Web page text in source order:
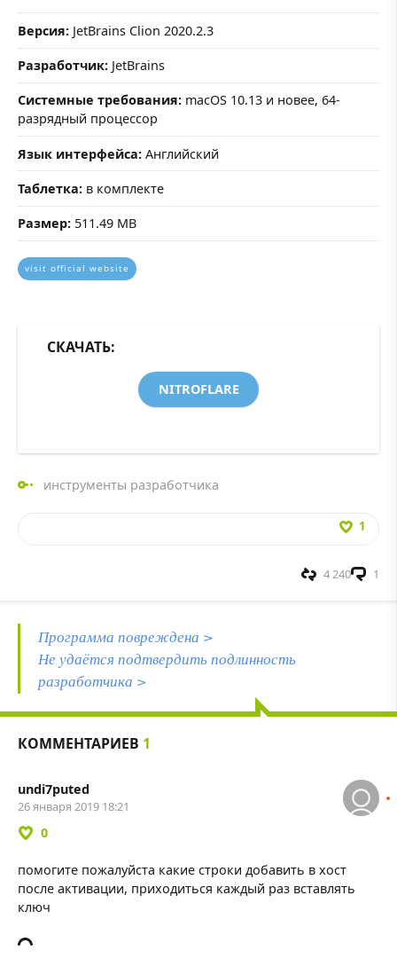
Версия: JetBrains Clion 2020.2.3
Разработчик: JetBrains
Системные требования: macOS 10.13 и новее, 64-
разрядный процессор
Язык интерфейса: Английский
Таблетка: в комплекте
Размер: 511.49 MB
visit official website
СКАЧАТЬ:
NITROFLARE
инструменты разработчика
1
1
4 240
Программа повреждена >
Не удаётся подтвердить подлинность
разработчика >
КОММЕНТАРИЕВ 1
undi7puted
26 января 2019 18:21
0
помогите пожалуйста какие строки добавить в хост
после активации, приходиться каждый раз вставлять
ключ